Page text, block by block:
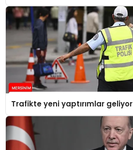
Trafikte yeni yaptırımlar geliyor